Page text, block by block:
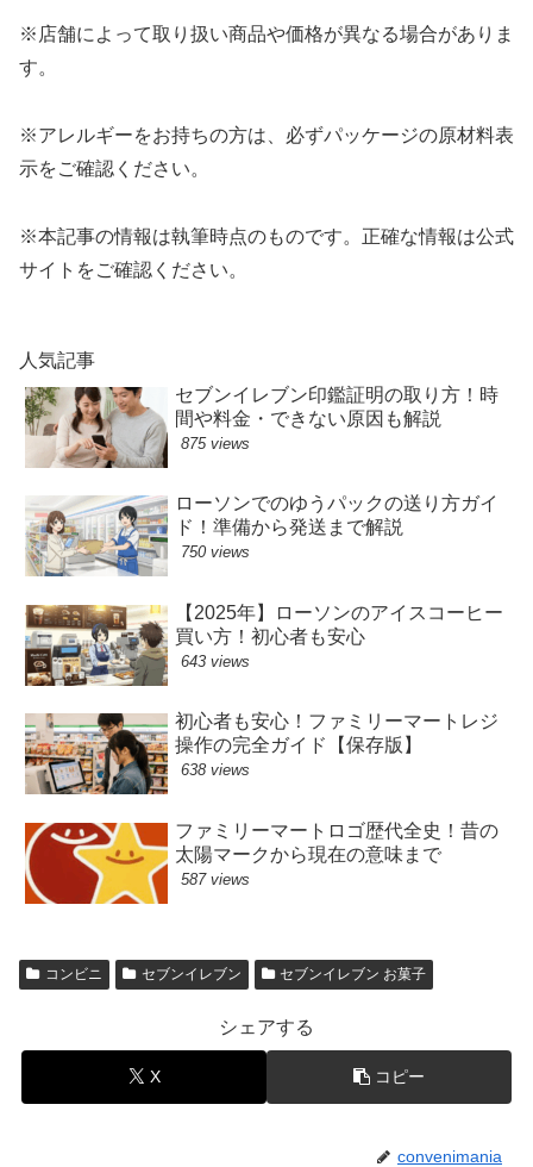
※店舗によって取り扱い商品や価格が異なる場合がありま
す。
※アレルギーをお持ちの方は、必ずパッケージの原材料表
示をご確認ください。
※本記事の情報は執筆時点のものです。正確な情報は公式
サイトをご確認ください。
人気記事
セブンイレブン印鑑証明の取り方！時
間や料金・できない原因も解説
875 views
ローソンでのゆうパックの送り方ガイ
ド！準備から発送まで解説
750 views
【2025年】ローソンのアイスコーヒー
買い方！初心者も安心
643 views
初心者も安心！ファミリーマートレジ
操作の完全ガイド【保存版】
638 views
ファミリーマートロゴ歴代全史！昔の
太陽マークから現在の意味まで
587 views
コンビニ セブンイレブン セブンイレブン お菓子
シェアする
X コピー
convenimania